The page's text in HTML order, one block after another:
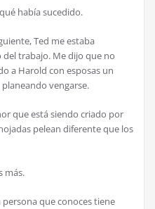
había sucedido.
Ted me estaba
trabajo. Me dijo que no
a Harold con esposas un
vengarse.
que está siendo criado por
pelean diferente que los
más.
persona que conoces tiene